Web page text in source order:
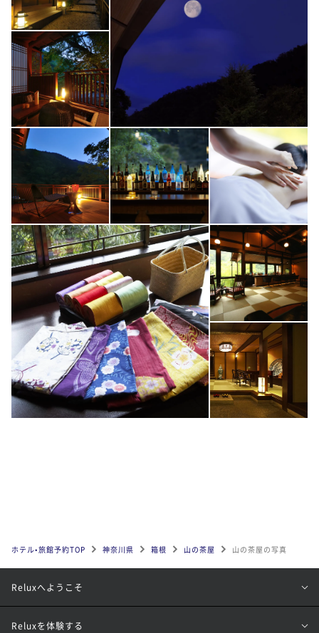
ホテル•旅館予約TOP 神奈川県 箱根 山の茶屋 山の茶屋の写真
Reluxへようこそ
Reluxを体験する